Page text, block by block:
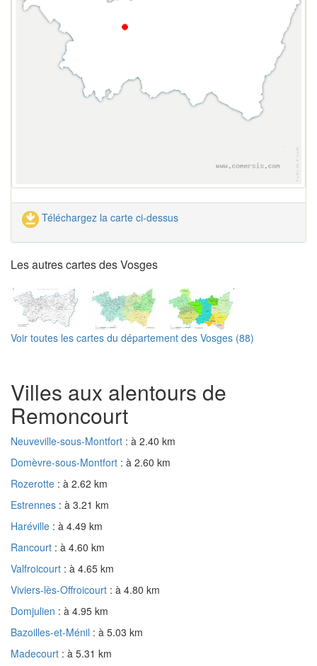
Téléchargez la carte ci-dessus
Les autres cartes des Vosges
Voir toutes les cartes du département des Vosges (88)
Villes aux alentours de
Remoncourt
Neuveville-sous-Montfort : à 2.40 km
Domèvre-sous-Montfort : à 2.60 km
Rozerotte : à 2.62 km
Estrennes : à 3.21 km
Haréville : à 4.49 km
Rancourt : à 4.60 km
Valfroicourt : à 4.65 km
Viviers-lès-Offroicourt : à 4.80 km
Domjulien : à 4.95 km
Bazoilles-et-Ménil : à 5.03 km
Madecourt : à 5.31 km